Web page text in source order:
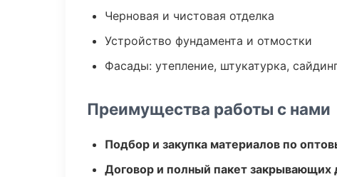
Черновая и чистовая отделка
Устройство фундамента и отмостки
Фасады: утепление, штукатурка,
Преимущества работы с нами
Подбор и закупка материалов по
Договор и полный пакет закрывающих